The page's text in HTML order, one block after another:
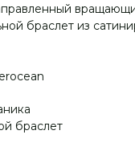
браслет из
браслет